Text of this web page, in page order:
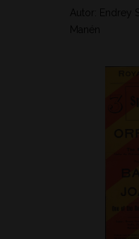
Autor:
Manén